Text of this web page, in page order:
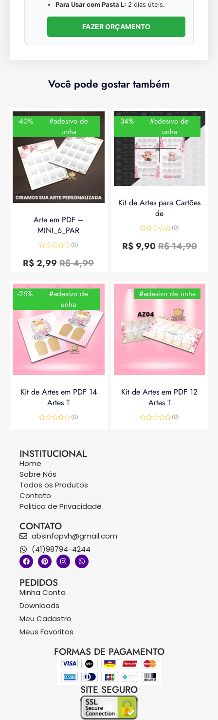
Para Usar com Pasta L: 2 dias úteis.
FAZER ORÇAMENTO
Você pode gostar também
-40%
#adesivo de
unha
Arte em PDF –
MINI_6_PAR
0
de
(0)
R$4,99
R$2,99
-34%
#adesivo de
unha
Kit de Artes para Cartões
de
0
de
(0)
R$14,90
R$9,90
-25%
#adesivo de
unha
Kit de Artes em PDF 14
Artes T
(0)
#adesivo de unha
Kit de Artes em PDF 12
Artes T
(0)
INSTITUCIONAL
Home
Sobre Nós
Todos os Produtos
Contato
Politica de Privacidade
CONTATO
absinfopvh@gmail.com
(41)98794-4244
PEDIDOS
Minha Conta
Downloads
Meu Cadastro
Meus Favoritos
FORMAS DE PAGAMENTO
SITE SEGURO